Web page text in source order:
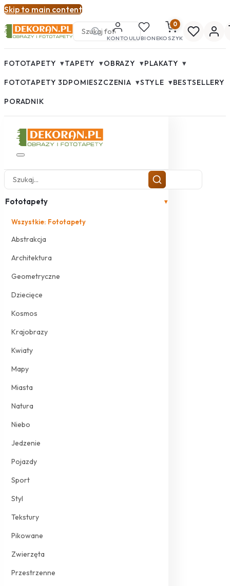
Skip to main content
KONTOULUBIONE
0
KOSZYK
FOTOTAPETY ▾TAPETY ▾OBRAZY ▾PLAKATY ▾
FOTOTAPETY 3DPOMIESZCZENIA ▾STYLE ▾BESTSELLERY
PORADNIK
Fototapety ▾
Wszystkie: Fototapety
Abstrakcja
Architektura
Geometryczne
Dziecięce
Kosmos
Krajobrazy
Kwiaty
Mapy
Miasta
Natura
Niebo
Jedzenie
Pojazdy
Sport
Styl
Tekstury
Pikowane
Zwierzęta
Przestrzenne